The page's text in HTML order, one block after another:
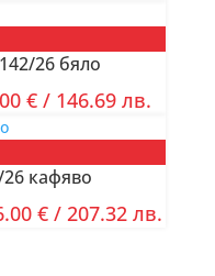
26 бяло
€ / 146.69 лв.
кафяво
€ / 207.32 лв.